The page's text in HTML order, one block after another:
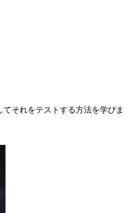
それをテストする方法を学びま